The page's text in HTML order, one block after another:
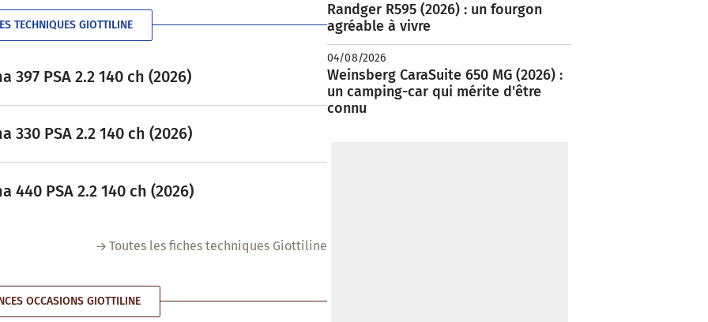
TECHNIQUES GIOTTILINE
397 PSA 2.2 140 ch (2026)
330 PSA 2.2 140 ch (2026)
440 PSA 2.2 140 ch (2026)
Toutes les fiches techniques Giottiline
OCCASIONS GIOTTILINE
Randger R595 (2026) : un fourgon
agréable à vivre
04/08/2026
Weinsberg CaraSuite 650 MG (2026) :
un camping-car qui mérite d'être
connu